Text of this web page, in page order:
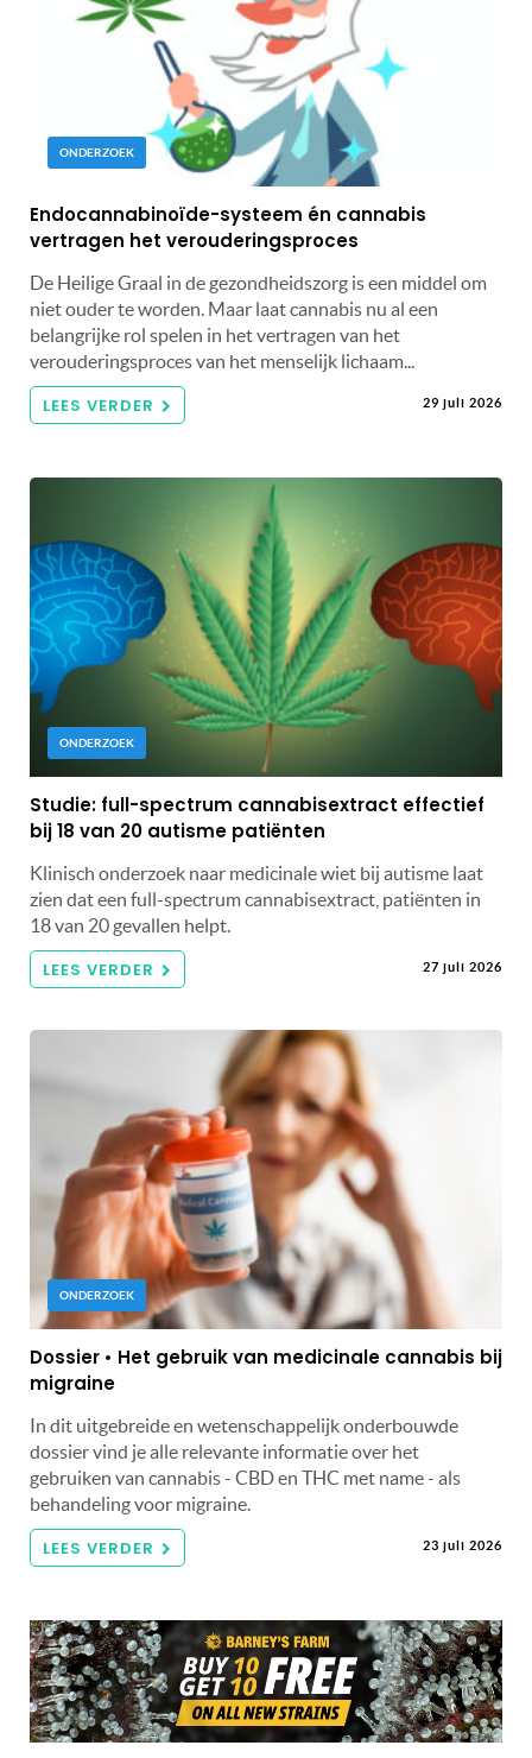
ONDERZOEK
Endocannabinoïde-systeem én cannabis
vertragen het verouderingsproces
De Heilige Graal in de gezondheidszorg is een middel om
niet ouder te worden. Maar laat cannabis nu al een
belangrijke rol spelen in het vertragen van het
verouderingsproces van het menselijk lichaam...
LEES VERDER 29 juli 2026
ONDERZOEK
Studie: full-spectrum cannabisextract effectief
bij 18 van 20 autisme patiënten
Klinisch onderzoek naar medicinale wiet bij autisme laat
zien dat een full-spectrum cannabisextract, patiënten in
18 van 20 gevallen helpt.
LEES VERDER 27 juli 2026
ONDERZOEK
Dossier • Het gebruik van medicinale cannabis bij
migraine
In dit uitgebreide en wetenschappelijk onderbouwde
dossier vind je alle relevante informatie over het
gebruiken van cannabis - CBD en THC met name - als
behandeling voor migraine.
LEES VERDER 23 juli 2026